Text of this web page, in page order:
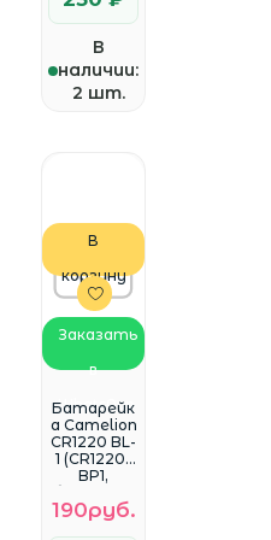
В
наличии:
2 шт.
В
корзину
Заказать
в
WhatsApp
Батарейк
а Camelion
CR1220 BL-
1 (CR1220-
BP1,
а
литиевая,
190руб.